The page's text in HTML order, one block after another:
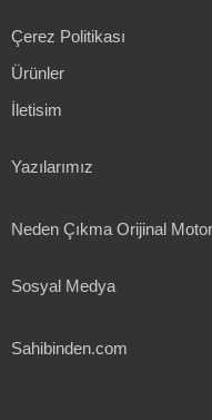
Çerez Politikası
Ürünler
İletisim
Yazılarımız
Neden Çıkma Orijinal
Sosyal Medya
Sahibinden.com